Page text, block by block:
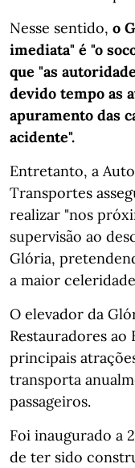
Nesse sentido, o
imediata" é "o
que "as
devido tempo as
apuramento das
acidente".
Entretanto, a
Transportes
realizar "nos
supervisão ao
Glória,
a maior
O elevador da
Restauradores ao
principais
transporta
passageiros.
Foi inaugurado a
de ter sido